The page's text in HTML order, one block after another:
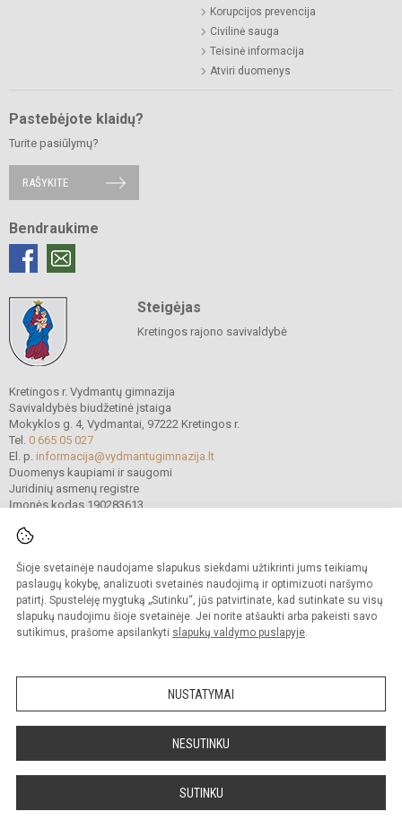
Šioje svetainėje naudojame slapukus siekdami užtikrinti jums teikiamų
paslaugų kokybę, analizuoti svetainės naudojimą ir optimizuoti naršymo
patirtį. Spustelėję mygtuką „Sutinku“, jūs patvirtinate, kad sutinkate su visų
slapukų naudojimu šioje svetainėje. Jei norite atšaukti arba pakeisti savo
sutikimus, prašome apsilankyti slapukų valdymo puslapyje.
NUSTATYMAI
NESUTINKU
SUTINKU
Korupcijos prevencija
Civilinė sauga
Teisinė informacija
Atviri duomenys
Pastebėjote klaidų?
Turite pasiūlymų?
RAŠYKITE
Bendraukime
Steigėjas
Kretingos rajono savivaldybė
Kretingos r. Vydmantų gimnazija
Savivaldybės biudžetinė įstaiga
Mokyklos g. 4, Vydmantai, 97222 Kretingos r.
Tel. 0 665 05 027
El. p. informacija@vydmantugimnazija.lt
Duomenys kaupiami ir saugomi
Juridinių asmenų registre
Įmonės kodas 190283613
© 2021. Kretingos r. Vydmantų gimnazija. Visos teisės saugomos.
Kopijuoti turinį be raštiško gimnazijos sutikimo griežtai draudžiama.
Versija neįgaliesiems Slapukų valdymas
Sumanus būdas atnaujinti